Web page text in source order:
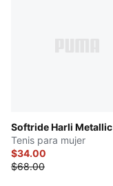
Softride Harli Metallic
Tenis para mujer
$34.00
$68.00